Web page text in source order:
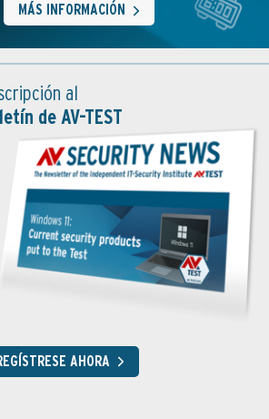
MÁS INFORMACIÓN
al
de AV-TEST
AHORA